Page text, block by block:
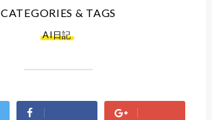
CATEGORIES & TAGS
AI日記 ,